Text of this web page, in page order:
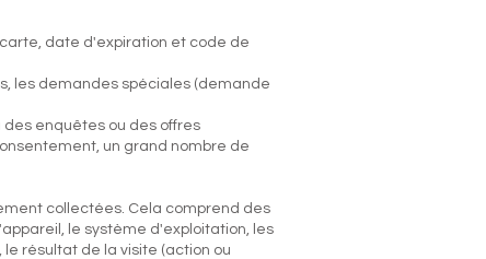
date d'expiration et code de
les demandes spéciales (demande
des enquêtes ou des offres
un grand nombre de
collectées. Cela comprend des
le système d'exploitation, les
résultat de la visite (action ou